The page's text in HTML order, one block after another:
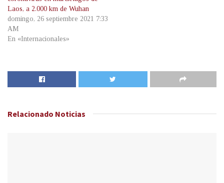
Laos, a 2.000 km de Wuhan
domingo, 26 septiembre 2021 7:33
AM
En «Internacionales»
Relacionado Noticias